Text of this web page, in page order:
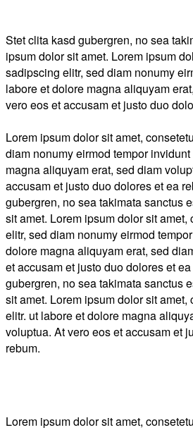
Stet clita kasd gubergren, no sea
ipsum dolor sit amet. Lorem ipsum
sadipscing elitr, sed diam nonumy
labore et dolore magna aliquyam
vero eos et accusam et justo duo
Lorem ipsum dolor sit amet,
diam nonumy eirmod tempor
magna aliquyam erat, sed diam
accusam et justo duo dolores et ea
gubergren, no sea takimata sanctus
sit amet. Lorem ipsum dolor sit
elitr, sed diam nonumy eirmod
dolore magna aliquyam erat, sed
et accusam et justo duo dolores et
gubergren, no sea takimata sanctus
sit amet. Lorem ipsum dolor sit
elitr. ut labore et dolore magna
voluptua. At vero eos et accusam et
rebum.
Lorem ipsum dolor sit amet,